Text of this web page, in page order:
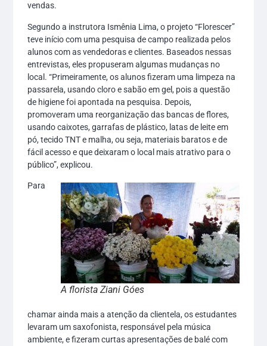
vendas.
Segundo a instrutora Ismênia Lima, o projeto “Florescer”
teve início com uma pesquisa de campo realizada pelos
alunos com as vendedoras e clientes. Baseados nessas
entrevistas, eles propuseram algumas mudanças no
local. “Primeiramente, os alunos fizeram uma limpeza na
passarela, usando cloro e sabão em gel, pois a questão
de higiene foi apontada na pesquisa. Depois,
promoveram uma reorganização das bancas de flores,
usando caixotes, garrafas de plástico, latas de leite em
pó, tecido TNT e malha, ou seja, materiais baratos e de
fácil acesso e que deixaram o local mais atrativo para o
público”, explicou.
A florista Ziani Góes
Para
chamar ainda mais a atenção da clientela, os estudantes
levaram um saxofonista, responsável pela música
ambiente, e fizeram curtas apresentações de balé com